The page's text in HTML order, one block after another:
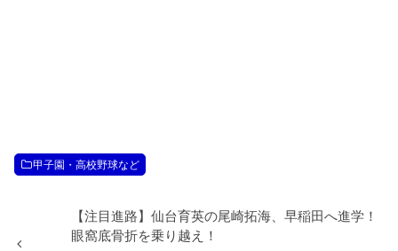
甲子園・高校野球など
【注目進路】仙台育英の尾崎拓海、早稲田へ進学！
眼窩底骨折を乗り越え！